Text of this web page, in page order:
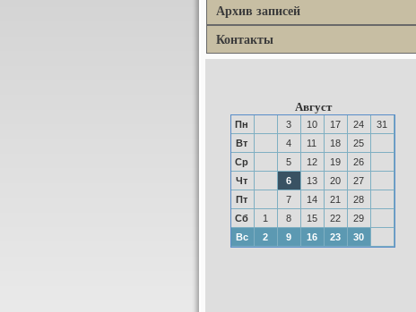
Архив записей
Контакты
Август
Пн 3 10 17 24
31
Вт
4 11 18
25
Ср
5 12 19
26
Чт
6 13 20
27
Пт
7 14 21
28
Сб
1 8 15 22
29
Вс
2 9 16 23 30